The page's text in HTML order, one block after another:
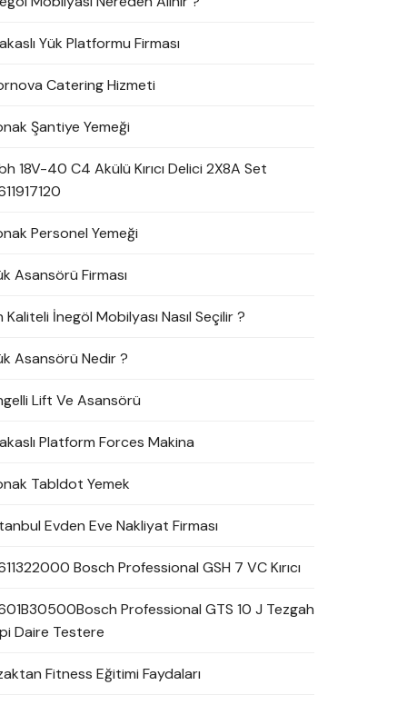
Yük Platformu Firması
Catering Hizmeti
Şantiye Yemeği
18V-40 C4 Akülü Kırıcı Delici 2X8A Set
Personel Yemeği
Asansörü Firması
Kaliteli İnegöl Mobilyası Nasıl Seçilir ?
Asansörü Nedir ?
Lift Ve Asansörü
Platform Forces Makina
Tabldot Yemek
Evden Eve Nakliyat Firması
Bosch Professional GSH 7 VC Kırıcı
Professional GTS 10 J Tezgah
Daire Testere
Fitness Eğitimi Faydaları